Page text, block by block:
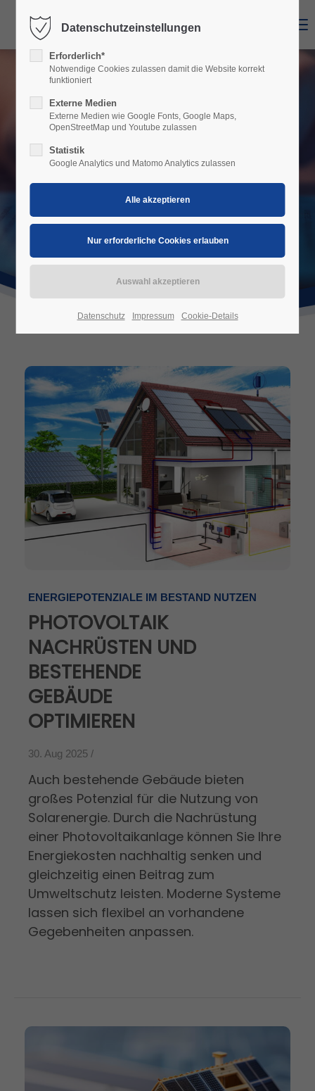
ENERGIEPOTENZIALE IM BESTAND NUTZEN
PHOTOVOLTAIK
NACHRÜSTEN UND
BESTEHENDE
GEBÄUDE
OPTIMIEREN
30. Aug 2025 /
Auch bestehende Gebäude bieten
großes Potenzial für die Nutzung von
Solarenergie. Durch die Nachrüstung
einer Photovoltaikanlage können Sie Ihre
Energiekosten nachhaltig senken und
gleichzeitig einen Beitrag zum
Umweltschutz leisten. Moderne Systeme
lassen sich flexibel an vorhandene
Gegebenheiten anpassen.
Datenschutzeinstellungen
Erforderlich*
Notwendige Cookies zulassen damit die Website korrekt
funktioniert
Externe Medien
Externe Medien wie Google Fonts, Google Maps,
OpenStreetMap und Youtube zulassen
Statistik
Google Analytics und Matomo Analytics zulassen
Datenschutz Impressum Cookie-Details